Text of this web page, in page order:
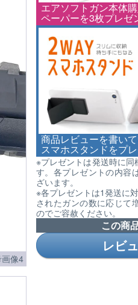
エアソフトガン本体
ペーパーを3枚プレゼ
商品レビューを書い
スマホスタンドをプ
※プレゼントは発送時に同
す。各プレゼントの内容
ざいます。
※各プレゼントは1発送に
されたガンの数に応じて
のでご容赦ください。
この商
レビ
像4